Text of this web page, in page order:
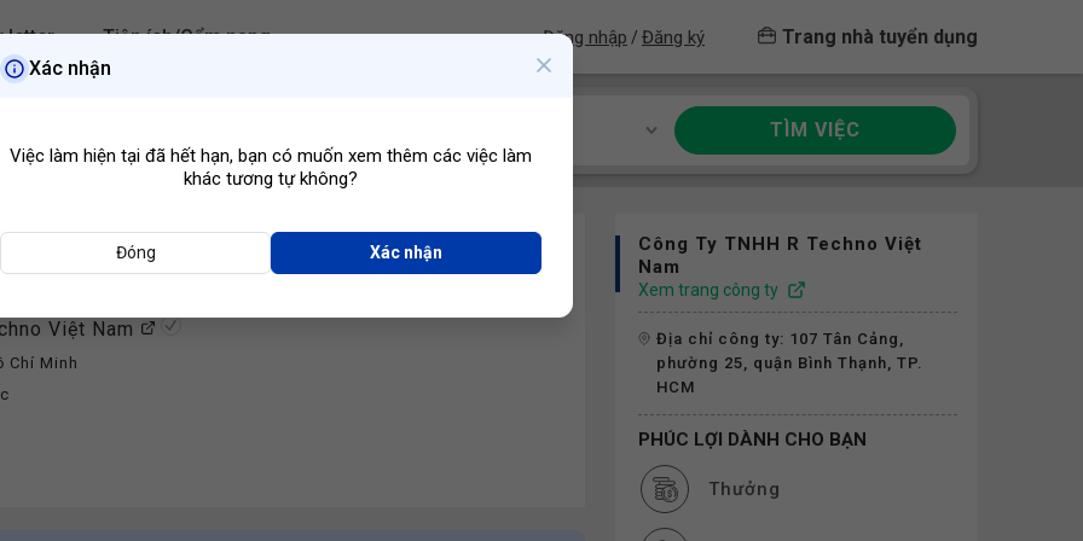
letter Tiện ích/Cẩm nang Đăng nhập / Đăng ký Trang nhà tuyển dụng
TÌM VIỆC
Chuyền Chế Tạo Vật Dụng Y Khoa, Nha Khoa
Việt Nam
Chí Minh
Công Ty TNHH R Techno Việt
Nam
Xem trang công ty
Địa chỉ công ty: 107 Tân Cảng,
phường 25, quận Bình Thạnh, TP.
HCM
PHÚC LỢI DÀNH CHO BẠN
Thưởng
Xác nhận
Việc làm hiện tại đã hết hạn, bạn có muốn xem thêm các việc làm
khác tương tự không?
Đóng Xác nhận